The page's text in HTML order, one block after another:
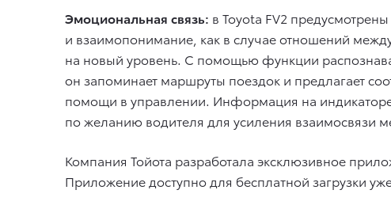
Эмоциональная связь: в Toyota FV2
и взаимопонимание, как в случае отношений
на новый уровень. С помощью функции
он запоминает маршруты поездок и предлагает
помощи в управлении. Информация на индикаторе
по желанию водителя для усиления взаимосвязи
Компания Тойота разработала эксклюзивное
Приложение доступно для бесплатной загрузки